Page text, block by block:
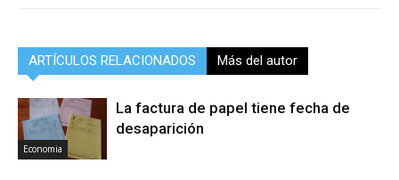
ARTÍCULOS RELACIONADOS Más del autor
Economia
La factura de papel tiene fecha de
desaparición